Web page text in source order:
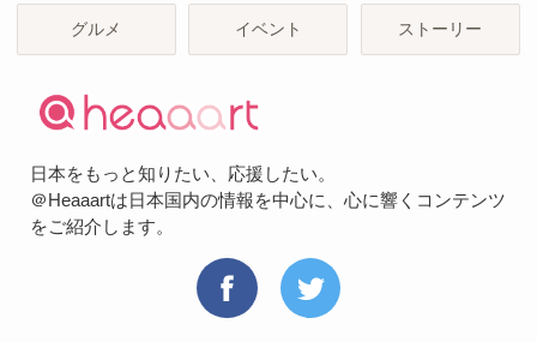
グルメ イベント ストーリー
日本をもっと知りたい、応援したい。
＠Heaaartは日本国内の情報を中心に、心に響くコンテンツ
をご紹介します。